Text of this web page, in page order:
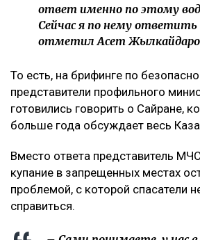
ответ именно по этому
Сейчас я по нему ответить
отметил Асет
То есть, на брифинге по
представители профильного
готовились говорить о Сайране,
больше года обсуждает весь
Вместо ответа представитель
купание в запрещенных местах
проблемой, с которой спасатели
справиться.